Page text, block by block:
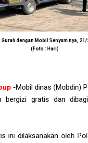
Gurah dengan Mobil Senyum nya,
(Foto : Hari)
-Mobil dinas (Mobdin)
bergizi gratis dan
ini dilaksanakan oleh